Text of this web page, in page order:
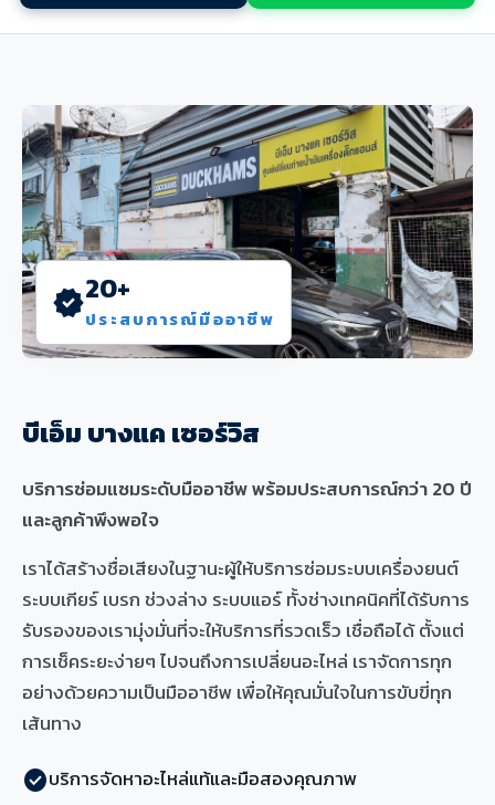
verified20+
ประสบการณ์มืออาชีพ
บีเอ็ม บางแค เซอร์วิส
บริการซ่อมแซมระดับมืออาชีพ พร้อมประสบการณ์กว่า 20 ปี
และลูกค้าพึงพอใจ
เราได้สร้างชื่อเสียงในฐานะผู้ให้บริการซ่อมระบบเครื่องยนต์
ระบบเกียร์ เบรก ช่วงล่าง ระบบแอร์ ทั้งช่างเทคนิคที่ได้รับการ
รับรองของเรามุ่งมั่นที่จะให้บริการที่รวดเร็ว เชื่อถือได้ ตั้งแต่
การเช็คระยะง่ายๆ ไปจนถึงการเปลี่ยนอะไหล่ เราจัดการทุก
อย่างด้วยความเป็นมืออาชีพ เพื่อให้คุณมั่นใจในการขับขี่ทุก
เส้นทาง
check_circleบริการจัดหาอะไหล่แท้และมือสองคุณภาพ